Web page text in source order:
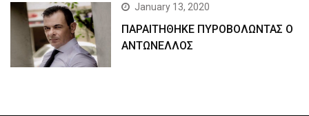
January 13, 2020
ΠΑΡΑΙΤΗΘΗΚΕ ΠΥΡΟΒΟΛΩΝΤΑΣ Ο
ΑΝΤΩΝΕΛΛΟΣ